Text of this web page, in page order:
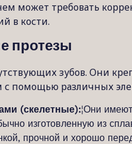
может требовать
в кости.
протезы
зубов. Они
с помощью различных
(скелетные):¦Они имеют
изготовленную из
прочной и хорошо